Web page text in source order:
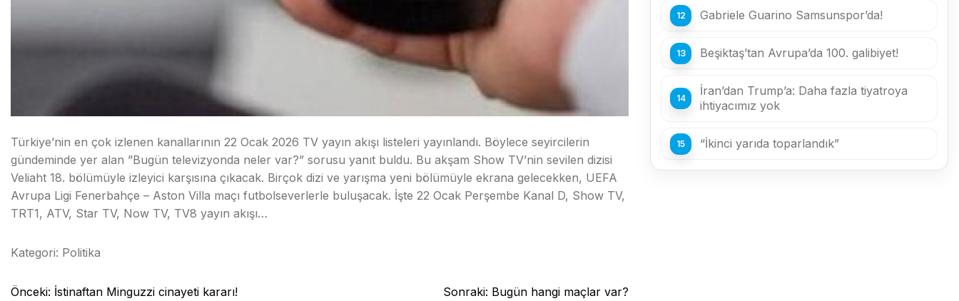
Türkiye’nin en çok izlenen kanallarının 22 Ocak 2026 TV yayın akışı listeleri yayınlandı. Böylece seyircilerin
gündeminde yer alan ”Bugün televizyonda neler var?” sorusu yanıt buldu. Bu akşam Show TV’nin sevilen dizisi
Veliaht 18. bölümüyle izleyici karşısına çıkacak. Birçok dizi ve yarışma yeni bölümüyle ekrana gelecekken, UEFA
Avrupa Ligi Fenerbahçe – Aston Villa maçı futbolseverlerle buluşacak. İşte 22 Ocak Perşembe Kanal D, Show TV,
TRT1, ATV, Star TV, Now TV, TV8 yayın akışı…
Kategori: Politika
Yazı
Önceki: İstinaftan Minguzzi cinayeti kararı! Sonraki: Bugün hangi maçlar var?
Gabriele Guarino Samsunspor’da!
Beşiktaş’tan Avrupa’da 100. galibiyet!
İran’dan Trump’a: Daha fazla tiyatroya
ihtiyacımız yok
“İkinci yarıda toparlandık”